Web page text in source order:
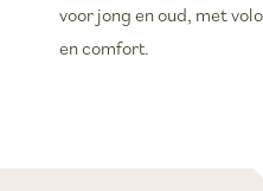
voor jong en oud, met
en comfort.